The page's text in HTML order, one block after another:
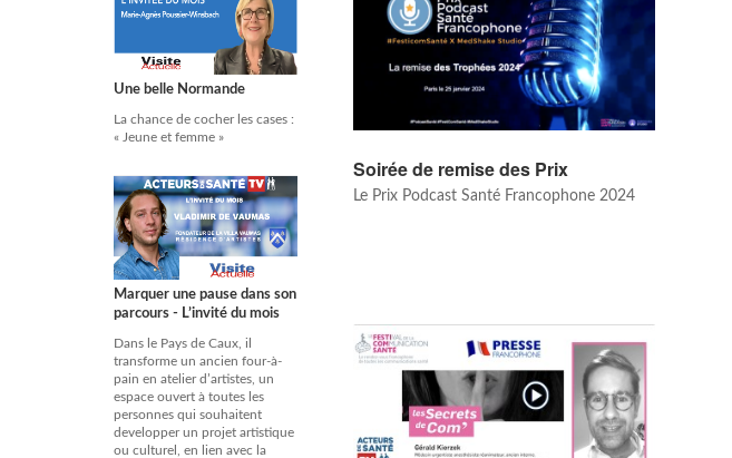
Une belle Normande
La chance de cocher les cases :
« Jeune et femme »
Marquer une pause dans son
parcours - L’invité du mois
Dans le Pays de Caux, il
transforme un ancien four-à-
pain en atelier d’artistes, un
espace ouvert à toutes les
personnes qui souhaitent
developper un projet artistique
ou culturel, en lien avec la
Soirée de remise des Prix
Le Prix Podcast Santé Francophone 2024